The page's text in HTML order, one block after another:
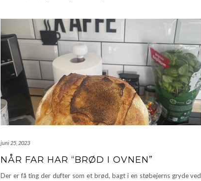
juni 25, 2023
NÅR FAR HAR “BRØD I OVNEN”
Der er få ting der dufter som et brød, bagt i en støbejerns gryde ved